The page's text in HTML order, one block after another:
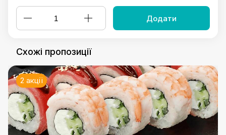
Додати
Схожі пропозиції
2 акції